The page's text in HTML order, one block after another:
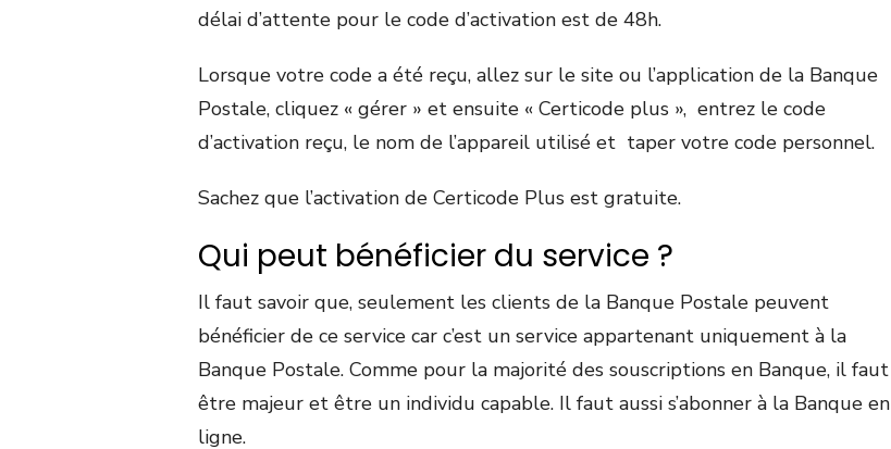
délai d’attente pour le code d’activation est de 48h.
Lorsque votre code a été reçu, allez sur le site ou l’application de la Banque
Postale, cliquez « gérer » et ensuite « Certicode plus », entrez le code
d’activation reçu, le nom de l’appareil utilisé et taper votre code personnel.
Sachez que l’activation de Certicode Plus est gratuite.
Qui peut bénéficier du service ?
Il faut savoir que, seulement les clients de la Banque Postale peuvent
bénéficier de ce service car c’est un service appartenant uniquement à la
Banque Postale. Comme pour la majorité des souscriptions en Banque, il faut
être majeur et être un individu capable. Il faut aussi s’abonner à la Banque en
ligne.